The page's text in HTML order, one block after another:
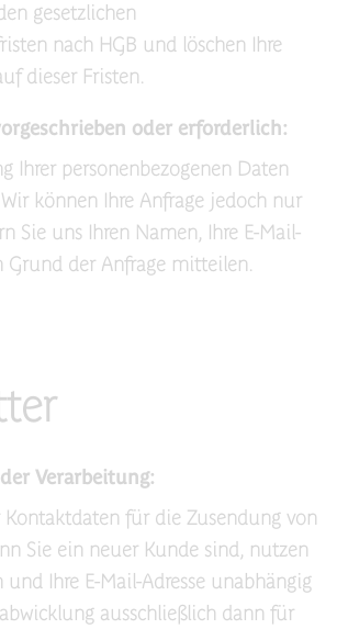
gesetzlichen
nach HGB und löschen Ihre
dieser Fristen.
oder erforderlich:
Ihrer personenbezogenen Daten
können Ihre Anfrage jedoch nur
Sie uns Ihren Namen, Ihre E-Mail-
Grund der Anfrage mitteilen.
Verarbeitung:
Kontaktdaten für die Zusendung von
Sie ein neuer Kunde sind, nutzen
Ihre E-Mail-Adresse unabhängig
ausschließlich dann für